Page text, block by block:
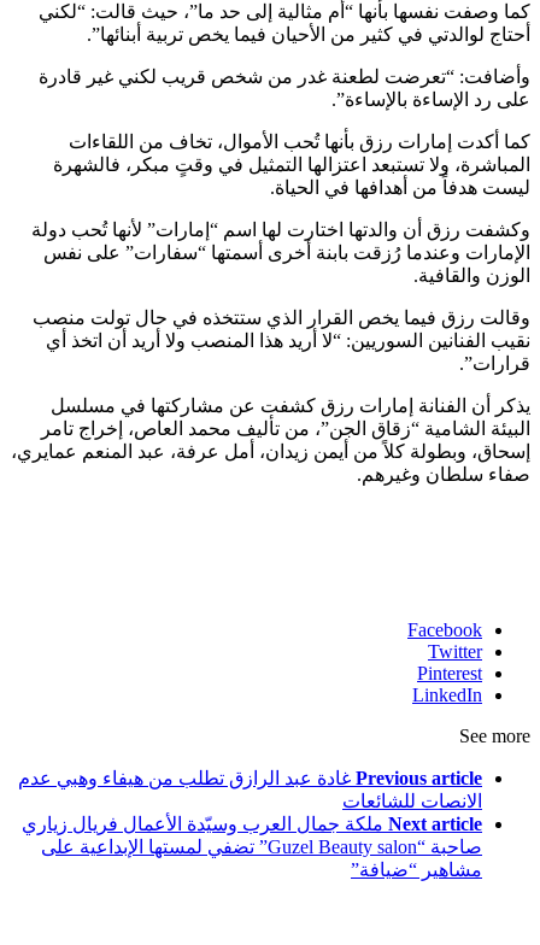
كما وصفت نفسها بأنها “أم مثالية إلى حد ما”، حيث قالت: “لكني
أحتاج لوالدتي في كثير من الأحيان فيما يخص تربية أبنائها”.
وأضافت: “تعرضت لطعنة غدر من شخص قريب لكني غير قادرة
على رد الإساءة بالإساءة”.
كما أكدت إمارات رزق بأنها تُحب الأموال، تخاف من اللقاءات
المباشرة، ولا تستبعد اعتزالها التمثيل في وقتٍ مبكر، فالشهرة
ليست هدفاً من أهدافها في الحياة.
وكشفت رزق أن والدتها اختارت لها اسم “إمارات” لأنها تُحب دولة
الإمارات وعندما رُزقت بابنة أخرى أسمتها “سفارات” على نفس
الوزن والقافية.
وقالت رزق فيما يخص القرار الذي ستتخذه في حال تولت منصب
نقيب الفنانين السوريين: “لا أريد هذا المنصب ولا أريد أن اتخذ أي
قرارات”.
يذكر أن الفنانة إمارات رزق كشفت عن مشاركتها في مسلسل
البيئة الشامية “زقاق الجن”، من تأليف محمد العاص، إخراج تامر
إسحاق، وبطولة كلاً من أيمن زيدان، أمل عرفة، عبد المنعم عمايري،
صفاء سلطان وغيرهم.
Facebook
Twitter
Pinterest
LinkedIn
See more
Previous article غادة عبد الرازق تطلب من هيفاء وهبي عدم
الانصات للشائعات
Next article ملكة جمال العرب وسيّدة الأعمال فريال زياري
صاحبة “Guzel Beauty salon” تضفي لمستها الإبداعية على
مشاهير “ضيافة”